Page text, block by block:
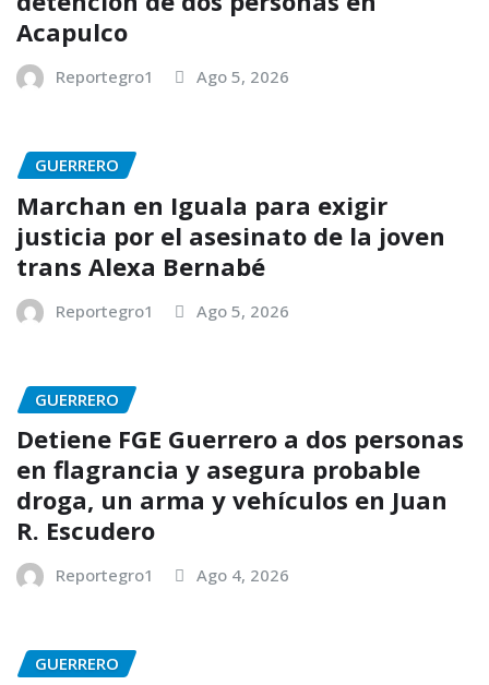
Acapulco
Reportegro1 Ago 5, 2026
GUERRERO
Marchan en Iguala para exigir
justicia por el asesinato de la joven
trans Alexa Bernabé
Reportegro1 Ago 5, 2026
GUERRERO
Detiene FGE Guerrero a dos personas
en flagrancia y asegura probable
droga, un arma y vehículos en Juan
R. Escudero
Reportegro1 Ago 4, 2026
GUERRERO